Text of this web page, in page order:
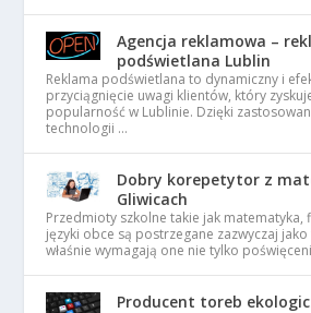
Agencja reklamowa –
podświetlana Lublin
Reklama podświetlana to dynamiczny i
przyciągnięcie uwagi klientów, który
popularność w Lublinie. Dzięki
technologii …
Dobry korepetytor z
Gliwicach
Przedmioty szkolne takie jak matematyka,
języki obce są postrzegane zazwyczaj
właśnie wymagają one nie tylko
Producent toreb